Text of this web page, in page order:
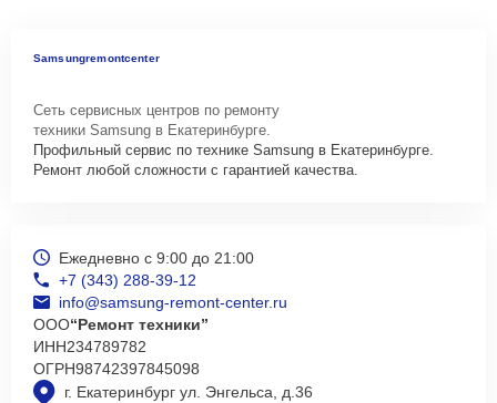
Samsungremontcenter
Сеть сервисных центров по ремонту
техники Samsung в Екатеринбурге.
Профильный сервис по технике Samsung в Екатеринбурге.
Ремонт любой сложности с гарантией качества.
г. Екатеринбург ул. Энгельса, д.36
Ежедневно с 9:00 до 21:00
+7 (343) 288-39-12
info@samsung-remont-center.ru
ООО“Ремонт техники”
ИНН234789782
ОГРН98742397845098